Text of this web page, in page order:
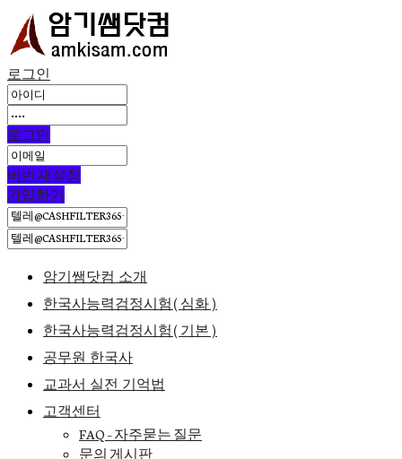
로그인
로그인
비번 재설정
가입하기
암기쌤닷컴 소개
한국사능력검정시험(심화)
한국사능력검정시험(기본)
공무원 한국사
교과서 실전 기억법
고객센터
FAQ – 자주묻는 질문
문의 게시판